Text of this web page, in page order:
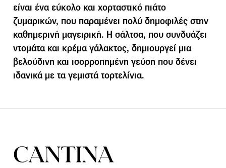
είναι ένα εύκολο και χορταστικό πιάτο
ζυμαρικών, που παραμένει πολύ δημοφιλές στην
καθημερινή μαγειρική. Η σάλτσα, που συνδυάζει
ντομάτα και κρέμα γάλακτος, δημιουργεί μια
βελούδινη και ισορροπημένη γεύση που δένει
ιδανικά με τα γεμιστά τορτελίνια.